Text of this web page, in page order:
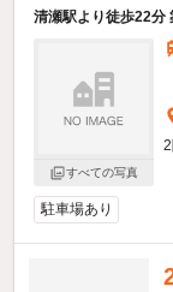
清瀬駅より徒歩22分
すべての写真
駐車場あり